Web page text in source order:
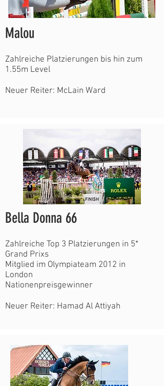
Malou
Zahlreiche Platzierungen bis hin zum
1.55m Level
Neuer Reiter: McLain Ward
Bella Donna 66
Zahlreiche Top 3 Platzierungen in 5*
Grand Prixs
Mitglied im Olympiateam 2012 in
London
Nationenpreisgewinner
Neuer Reiter: Hamad Al Attiyah